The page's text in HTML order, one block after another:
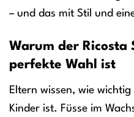
– und das mit Stil und
Warum der Ricosta
perfekte Wahl ist
Eltern wissen, wie
Kinder ist. Füsse im